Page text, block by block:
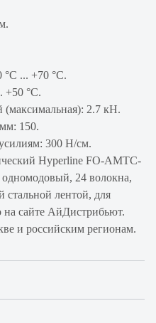
°С ... +70 °С.
+50 °С.
(максимальная): 2.7 кН.
150.
300 Н/см.
Hyperline FO-AMTC-
24 волокна,
стальной лентой, для
сайте АйДистрибьют.
и российским регионам.